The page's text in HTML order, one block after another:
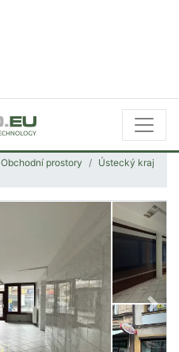
Obchodní prostory
Ústecký kraj